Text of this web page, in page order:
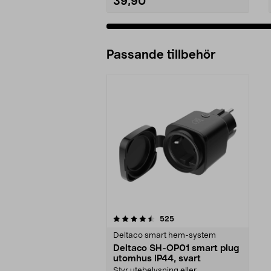
Passande tillbehör
525recensioner
Deltaco smart hem-system
Deltaco SH-OP01 smart plug
utomhus IP44, svart